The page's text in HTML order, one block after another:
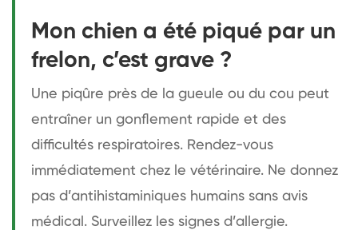
Mon chien a été piqué par un
frelon, c’est grave ?
Une piqûre près de la gueule ou du cou peut
entraîner un gonflement rapide et des
difficultés respiratoires. Rendez-vous
immédiatement chez le vétérinaire. Ne donnez
pas d’antihistaminiques humains sans avis
médical. Surveillez les signes d’allergie.